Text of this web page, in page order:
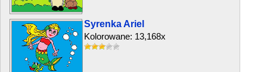
Syrenka Ariel
Kolorowane: 13,168x